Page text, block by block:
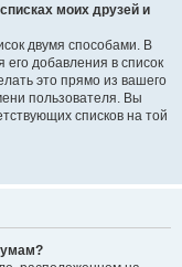
моих друзей и
двумя способами. В
его добавления в список
это прямо из вашего
пользователя. Вы
списков на той